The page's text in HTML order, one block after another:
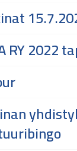
RY 2022